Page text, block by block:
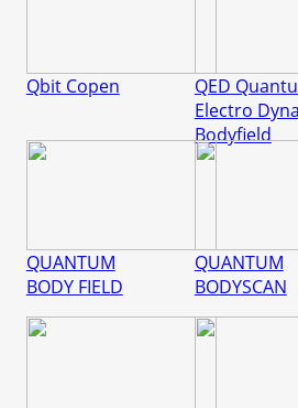
Qbit Copen
QED
Electro
Bodyfield
QUANTUM
BODY FIELD
QUANTUM
BODYSCAN